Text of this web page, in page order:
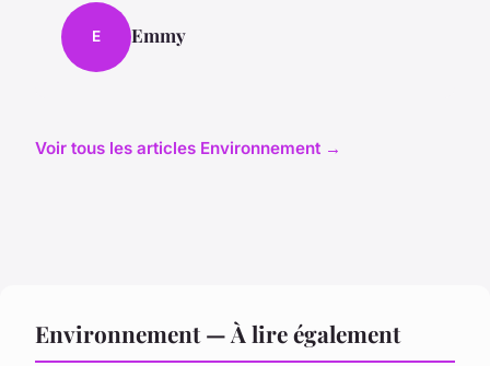
E Emmy
Voir tous les articles Environnement →
Environnement — À lire également